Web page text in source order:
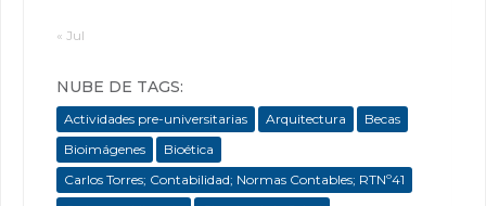
« Jul
NUBE DE TAGS:
Actividades pre-universitarias Arquitectura
Becas
Bioimágenes
Bioética
Carlos Torres; Contabilidad; Normas Contables; RTNº41